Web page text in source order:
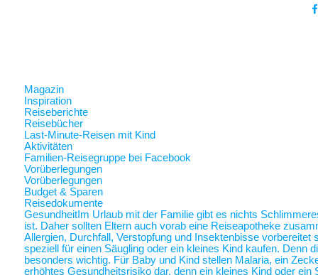
Magazin
Inspiration
Reiseberichte
Reisebücher
Last-Minute-Reisen mit Kind
Aktivitäten
Familien-Reisegruppe bei Facebook
Vorüberlegungen
Vorüberlegungen
Budget & Sparen
Reisedokumente
Gesundheit Im Urlaub mit der Familie gibt es nichts
ist. Daher sollten Eltern auch vorab eine Reiseapotheke
Allergien, Durchfall, Verstopfung und Insektenbisse
speziell für einen Säugling oder ein kleines Kind kaufen. Denn
besonders wichtig. Für Baby und Kind stellen Malaria, ein
erhöhtes Gesundheitsrisiko dar, denn ein kleines Kind oder